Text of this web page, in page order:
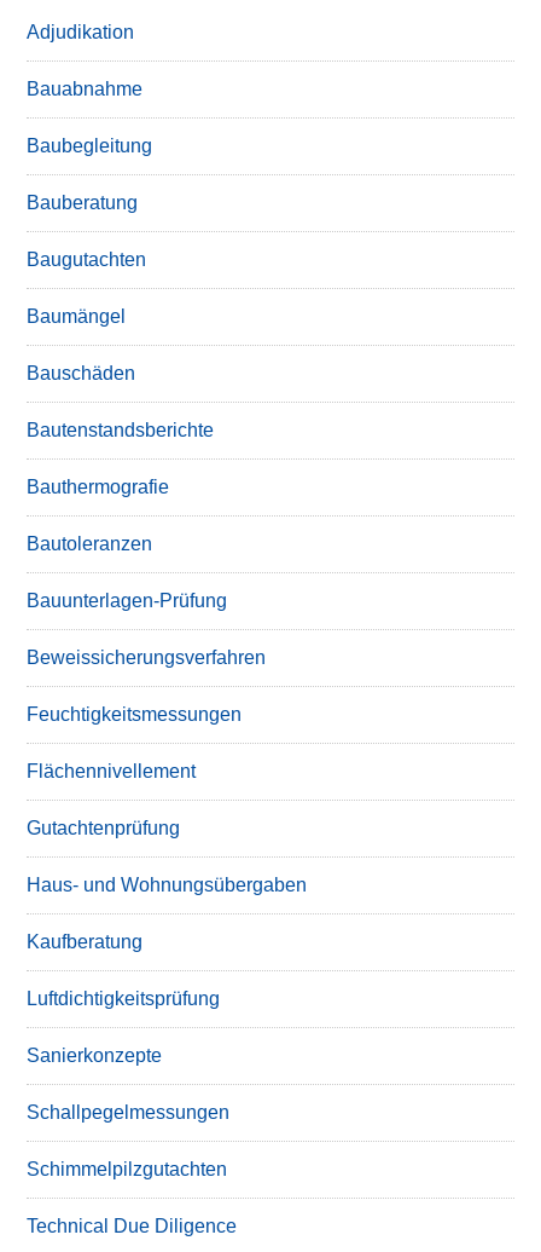
Adjudikation
Bauabnahme
Baubegleitung
Bauberatung
Baugutachten
Baumängel
Bauschäden
Bautenstandsberichte
Bauthermografie
Bautoleranzen
Bauunterlagen-Prüfung
Beweissicherungsverfahren
Feuchtigkeitsmessungen
Flächennivellement
Gutachtenprüfung
Haus- und Wohnungsübergaben
Kaufberatung
Luftdichtigkeitsprüfung
Sanierkonzepte
Schallpegelmessungen
Schimmelpilzgutachten
Technical Due Diligence